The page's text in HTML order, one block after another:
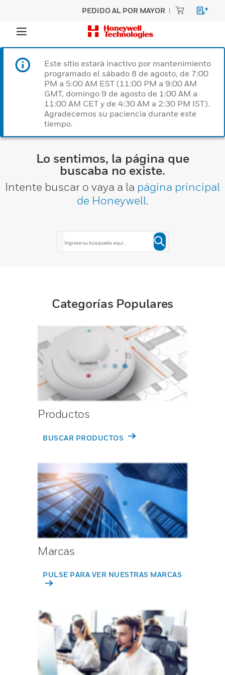
PEDIDO AL POR MAYOR
Este sitio estará inactivo por mantenimiento
programado el sábado 8 de agosto, de 7:00
PM a 5:00 AM EST (11:00 PM a 9:00 AM
GMT, domingo 9 de agosto de 1:00 AM a
11:00 AM CET y de 4:30 AM a 2:30 PM IST).
Agradecemos su paciencia durante este
tiempo.
Lo sentimos, la página que
buscaba no existe.
Intente buscar o vaya a la página principal
de Honeywell.
Categorías Populares
Productos
BUSCAR PRODUCTOS
Marcas
PULSE PARA VER NUESTRAS MARCAS